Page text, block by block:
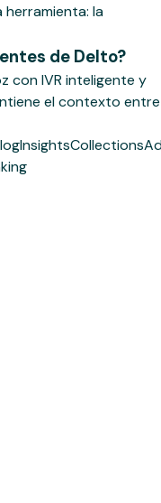
la
de Delto?
con IVR inteligente y
el contexto entre
InsightsCollections